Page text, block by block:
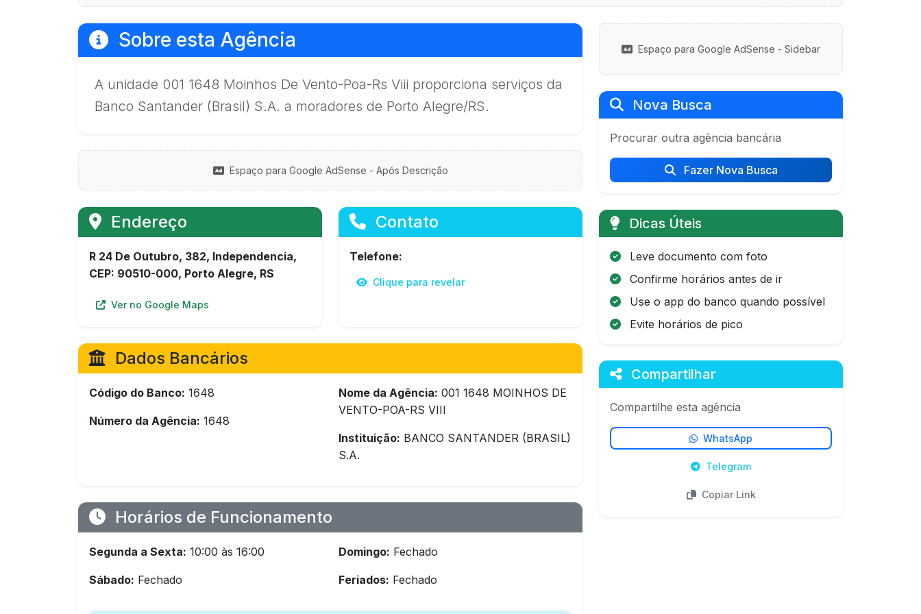
Sobre esta Agência
A unidade 001 1648 Moinhos De Vento-Poa-Rs Viii proporciona serviços da
Banco Santander (Brasil) S.A. a moradores de Porto Alegre/RS.
Espaço para Google AdSense - Após Descrição
Endereço
R 24 De Outubro, 382, Independencia,
CEP: 90510-000, Porto Alegre, RS
Ver no Google Maps
Contato
Telefone:
Clique para revelar
Dados Bancários
Código do Banco: 1648
Número da Agência: 1648
Nome da Agência: 001 1648 MOINHOS DE
VENTO-POA-RS VIII
Instituição: BANCO SANTANDER (BRASIL)
S.A.
Horários de Funcionamento
Segunda a Sexta: 10:00 às 16:00
Sábado: Fechado
Domingo: Fechado
Feriados: Fechado
Espaço para Google AdSense - Sidebar
Nova Busca
Procurar outra agência bancária
Fazer Nova Busca
Dicas Úteis
Leve documento com foto
Confirme horários antes de ir
Use o app do banco quando possível
Evite horários de pico
Compartilhar
Compartilhe esta agência
WhatsApp
Telegram
Copiar Link